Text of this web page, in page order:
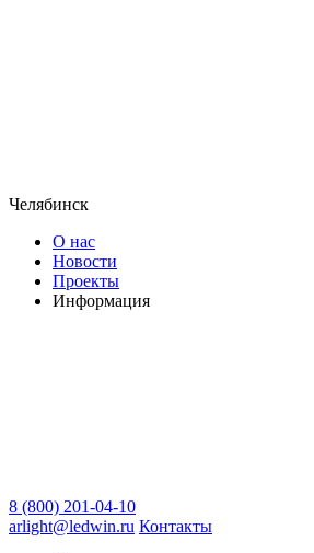
Челябинск
О нас
Новости
Проекты
Информация
8 (800) 201-04-10
arlight@ledwin.ru Контакты